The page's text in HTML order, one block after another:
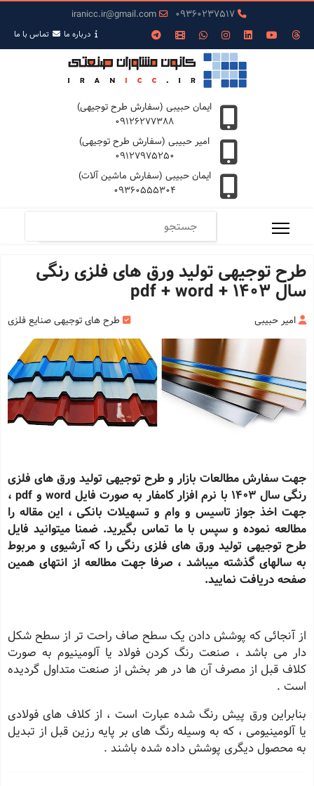
09360237517
iranicc.ir@gmail.com
درباره ما تمـاس با ما
ایمان حبیبی (سفارش طرح توجیهی)
09126277388
امیر حبیبی (سفارش طرح توجیهی)
09127975250
ایمان حبیبی (سفارش ماشین آلات)
09360555304
طرح توجیهی تولید ورق های فلزی رنگی
سال 1403 + pdf + word
امیر حبیبی طرح های توجیهی صنایع فلزی
جهت سفارش مطالعات بازار و طرح توجیهی تولید ورق های فلزی
رنگی سال 1403 با نرم افزار کامفار به صورت فایل word و pdf ،
جهت اخذ جواز تاسیس و وام و تسهیلات بانکی ، این مقاله را
مطالعه نموده و سپس با ما تماس بگیرید. ضمنا میتوانید فایل
طرح توجیهی تولید ورق های فلزی رنگی را که آرشیوی و مربوط
به سالهای گذشته میباشد ، صرفا جهت مطالعه از انتهای همین
صفحه دریافت نمایید.
از آنجائی که پوشش دادن یک سطح صاف راحت تر از سطح شکل
دار می باشد ، صنعت رنگ کردن فولاد یا آلومینیوم به صورت
کلاف قبل از مصرف آن ها در هر بخش از صنعت متداول گردیده
است .
بنابراین ورق پیش رنگ شده عبارت است ، از کلاف های فولادی
یا آلومینیومی ، که به وسیله رنگ های بر پایه رزین قبل از تبدیل
به محصول دیگری پوشش داده شده باشند .